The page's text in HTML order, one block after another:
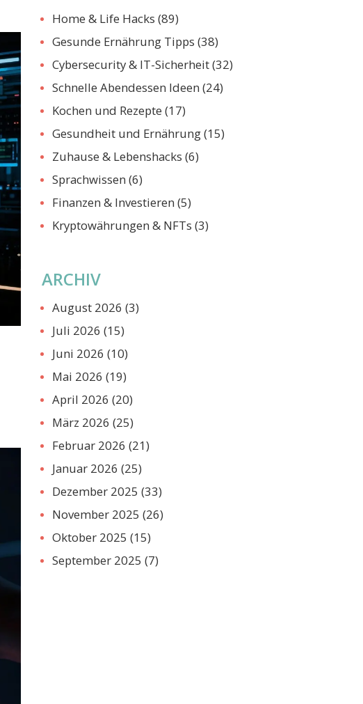
Home & Life Hacks (89)
Gesunde Ernährung Tipps (38)
Cybersecurity & IT-Sicherheit(32)
Schnelle Abendessen Ideen (24)
Kochen und Rezepte (17)
Gesundheit und Ernährung(15)
Zuhause & Lebenshacks (6)
Sprachwissen (6)
Finanzen & Investieren (5)
Kryptowährungen & NFTs (3)
ARCHIV
August 2026 (3)
Juli 2026 (15)
Juni 2026 (10)
Mai 2026 (19)
April 2026 (20)
März 2026 (25)
Februar 2026 (21)
Januar 2026 (25)
Dezember 2025 (33)
November 2025 (26)
Oktober 2025 (15)
September 2025 (7)